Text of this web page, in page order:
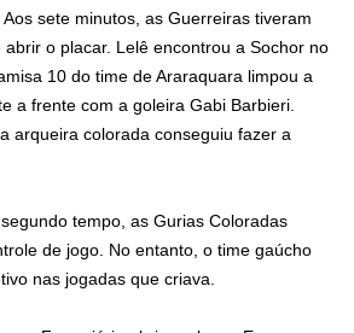
sete minutos, as Guerreiras tiveram
o placar. Lelê encontrou a Sochor no
10 do time de Araraquara limpou a
a frente com a goleira Gabi Barbieri.
arqueira colorada conseguiu fazer a
tempo, as Gurias Coloradas
de jogo. No entanto, o time gaúcho
nas jogadas que criava.